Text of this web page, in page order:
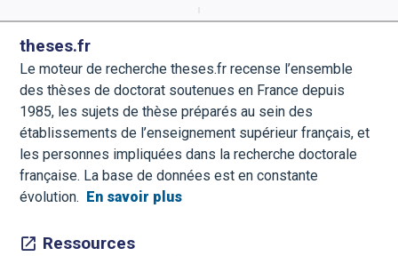
theses.fr
Le moteur de recherche theses.fr recense l’ensemble
des thèses de doctorat soutenues en France depuis
1985, les sujets de thèse préparés au sein des
établissements de l’enseignement supérieur français, et
les personnes impliquées dans la recherche doctorale
française. La base de données est en constante
évolution.
En savoir plus
Ressources